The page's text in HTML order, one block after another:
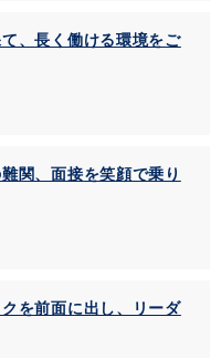
、長く働ける環境をご
関、面接を笑顔で乗り
を前面に出し、リーダ